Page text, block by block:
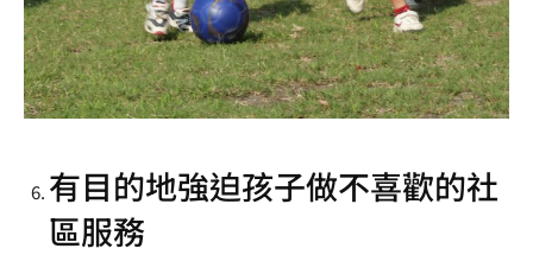
有目的地強迫孩子做不喜歡的社
區服務